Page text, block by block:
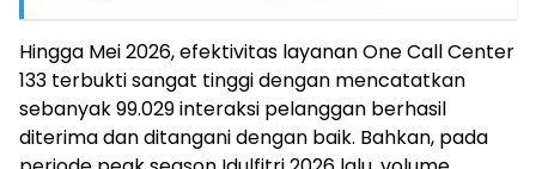
Hingga Mei 2026, efektivitas layanan One Call Center
133 terbukti sangat tinggi dengan mencatatkan
sebanyak 99.029 interaksi pelanggan berhasil
diterima dan ditangani dengan baik. Bahkan, pada